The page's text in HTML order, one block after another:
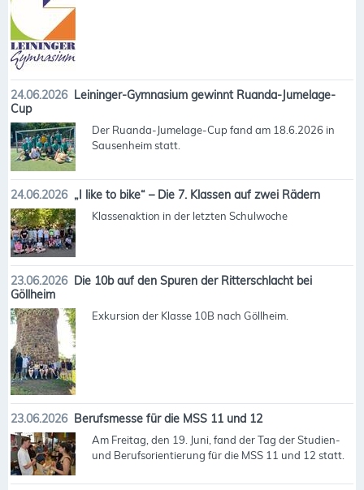
24.06.2026 Leininger-Gymnasium gewinnt Ruanda-Jumelage-
Cup
Der Ruanda-Jumelage-Cup fand am 18.6.2026 in
Sausenheim statt.
24.06.2026 „I like to bike“ – Die 7. Klassen auf zwei Rädern
Klassenaktion in der letzten Schulwoche
23.06.2026 Die 10b auf den Spuren der Ritterschlacht bei
Göllheim
Exkursion der Klasse 10B nach Göllheim.
23.06.2026 Berufsmesse für die MSS 11 und 12
Am Freitag, den 19. Juni, fand der Tag der Studien-
und Berufsorientierung für die MSS 11 und 12 statt.